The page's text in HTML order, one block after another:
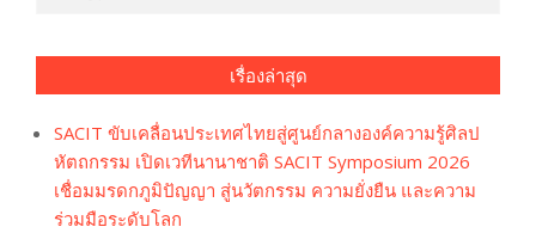
เรื่องล่าสุด
SACIT ขับเคลื่อนประเทศไทยสู่ศูนย์กลางองค์ความรู้ศิลป
หัตถกรรม เปิดเวทีนานาชาติ SACIT Symposium 2026
เชื่อมมรดกภูมิปัญญา สู่นวัตกรรม ความยั่งยืน และความ
ร่วมมือระดับโลก